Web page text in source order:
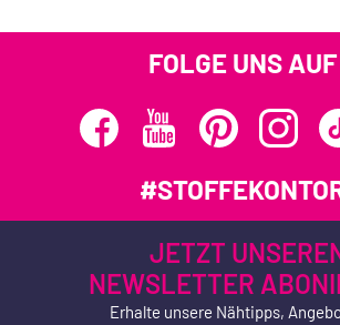
FOLGE UNS AUF
JETZT
NEWSLETTER
Erhalte unsere Nähtipps,